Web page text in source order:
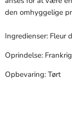
den omhyggelige
Ingredienser: Fleur
Oprindelse: Frankrig
Opbevaring: Tørt